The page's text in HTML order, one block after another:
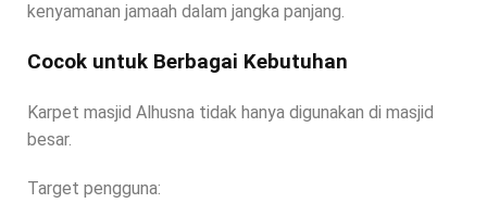
kenyamanan jamaah dalam jangka panjang.
Cocok untuk Berbagai Kebutuhan
Karpet masjid Alhusna tidak hanya digunakan di masjid
besar.
Target pengguna: